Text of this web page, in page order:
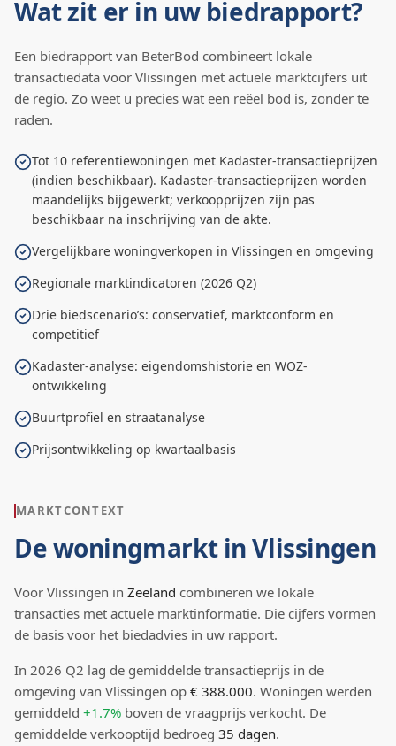
Wat zit er in uw biedrapport?
Een biedrapport van BeterBod combineert lokale
transactiedata voor Vlissingen met actuele marktcijfers uit
de regio. Zo weet u precies wat een reëel bod is, zonder te
raden.
Tot 10 referentiewoningen met Kadaster-transactieprijzen
(indien beschikbaar). Kadaster-transactieprijzen worden
maandelijks bijgewerkt; verkoopprijzen zijn pas
beschikbaar na inschrijving van de akte.
Vergelijkbare woningverkopen in Vlissingen en omgeving
Regionale marktindicatoren (2026 Q2)
Drie biedscenario’s: conservatief, marktconform en
competitief
Kadaster-analyse: eigendomshistorie en WOZ-
ontwikkeling
Buurtprofiel en straatanalyse
Prijsontwikkeling op kwartaalbasis
MARKTCONTEXT
De woningmarkt inVlissingen
Voor Vlissingen in Zeeland combineren we lokale
transacties met actuele marktinformatie. Die cijfers vormen
de basis voor het biedadvies in uw rapport.
In 2026 Q2 lag de gemiddelde transactieprijs in de
omgeving van Vlissingen op € 388.000. Woningen werden
gemiddeld +1.7% boven de vraagprijs verkocht. De
gemiddelde verkooptijd bedroeg 35 dagen.